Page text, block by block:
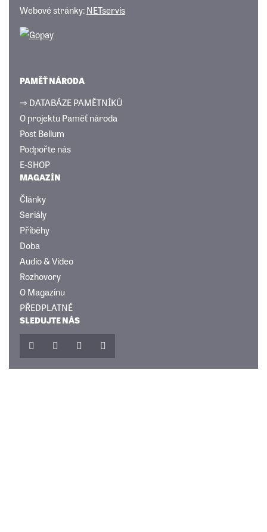
Webové stránky:NETservis
PAMĚŤ NÁRODA
⇒ DATABÁZE PAMĚTNÍKŮ
O projektu Paměť národa
Post Bellum
Podpořte nás
E-SHOP
MAGAZÍN
Články
Seriály
Příběhy
Doba
Audio & Video
Rozhovory
O Magazínu
PŘEDPLATNÉ
SLEDUJTE NÁS